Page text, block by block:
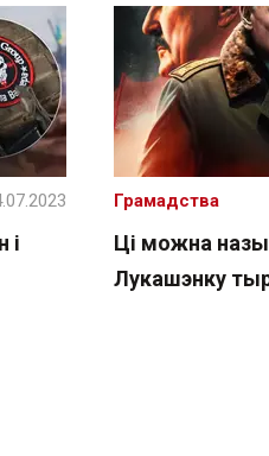
і
Ці можна
Лукашэнку
Грамадства